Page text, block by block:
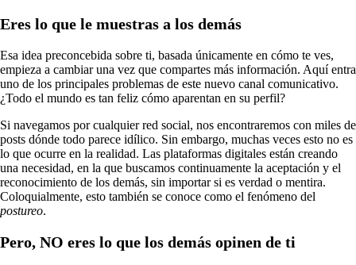
Eres lo que le muestras a los demás
Esa idea preconcebida sobre ti, basada únicamente en cómo te ves,
empieza a cambiar una vez que compartes más información. Aquí entra
uno de los principales problemas de este nuevo canal comunicativo.
¿Todo el mundo es tan feliz cómo aparentan en su perfil?
Si navegamos por cualquier red social, nos encontraremos con miles de
posts dónde todo parece idílico. Sin embargo, muchas veces esto no es
lo que ocurre en la realidad. Las plataformas digitales están creando
una necesidad, en la que buscamos continuamente la aceptación y el
reconocimiento de los demás, sin importar si es verdad o mentira.
Coloquialmente, esto también se conoce como el fenómeno del
postureo.
Pero, NO eres lo que los demás opinen de ti